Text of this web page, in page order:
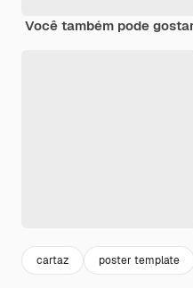
Você também pode
cartaz poster template